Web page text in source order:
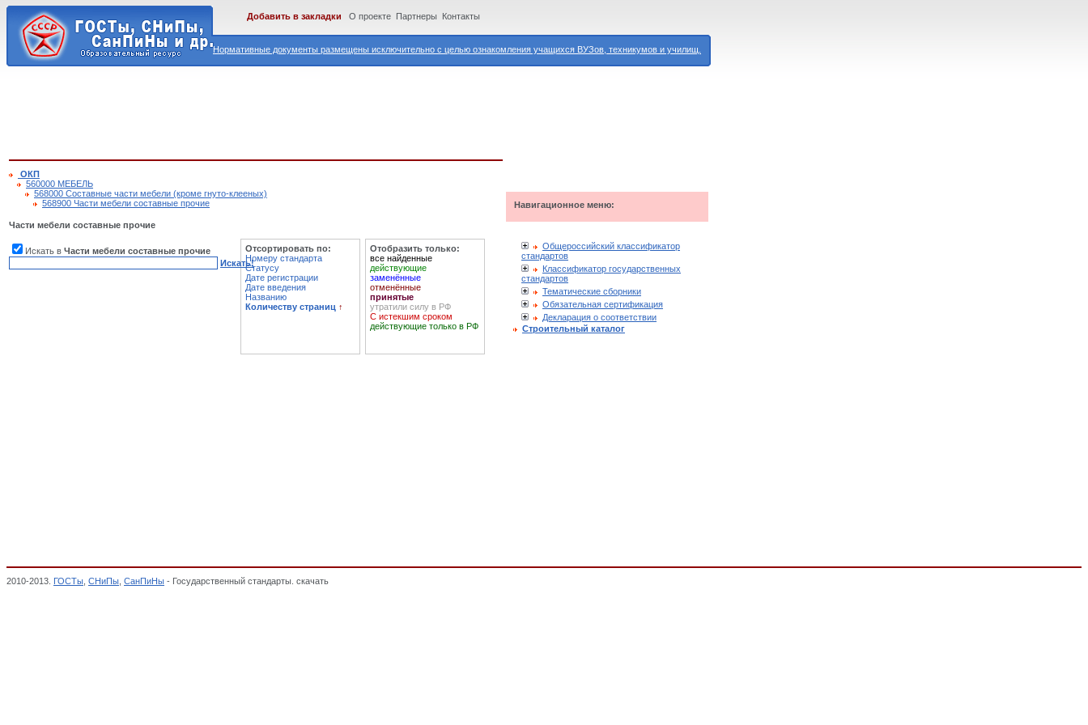
Нормативные документы размещены исключительно с целью ознакомления учащихся ВУЗов, техникумов и училищ.
Добавить в закладки О проекте Партнеры Контакты
ОКП
560000 МЕБЕЛЬ
568000 Составные части мебели (кроме гнуто-клееных)
568900 Части мебели составные прочие
Части мебели составные прочие
Искать в Части мебели составные прочие
Искать!
Отсортировать по:
Номеру стандарта
Статусу
Дате регистрации
Дате введения
Названию
Количеству страниц ↑
Отобразить только:
все найденные
действующие
заменённые
отменённые
принятые
утратили силу в РФ
С истекшим сроком
действующие только в РФ
Навигационное меню:
Общероссийский классификатор
стандартов
Классификатор государственных
стандартов
Тематические сборники
Обязательная сертификация
Декларация о соответствии
Строительный каталог
2010-2013. ГОСТы СНиПы СанПиНы - Государственный стандарты. скачать